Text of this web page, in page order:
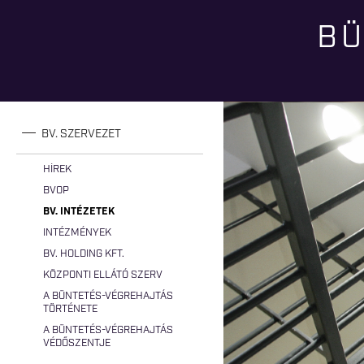
BV. SZERVEZET
HÍREK
BVOP
BV. INTÉZETEK
INTÉZMÉNYEK
BV. HOLDING KFT.
KÖZPONTI ELLÁTÓ SZERV
A BÜNTETÉS-VÉGREHAJTÁS
TÖRTÉNETE
A BÜNTETÉS-VÉGREHAJTÁS
VÉDŐSZENTJE